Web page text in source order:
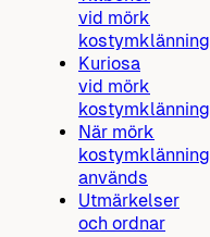
vid mörk
kostymklänning
Kuriosa
vid mörk
kostymklänning
När mörk
kostymklänning
används
Utmärkelser
och ordnar